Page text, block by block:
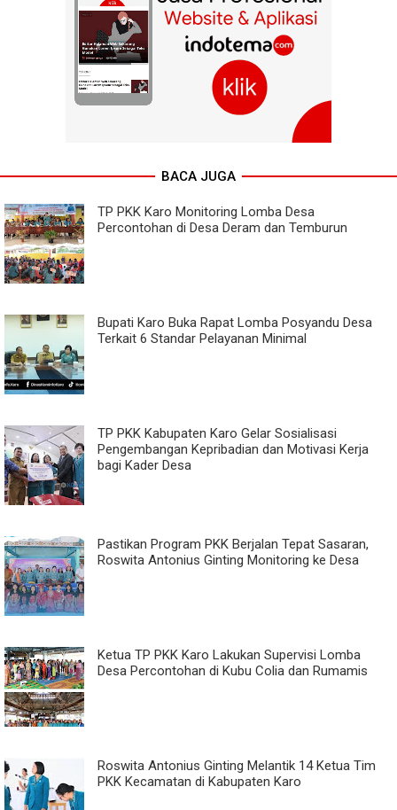
BACA JUGA
TP PKK Karo Monitoring Lomba Desa
Percontohan di Desa Deram dan Temburun
Bupati Karo Buka Rapat Lomba Posyandu Desa
Terkait 6 Standar Pelayanan Minimal
TP PKK Kabupaten Karo Gelar Sosialisasi
Pengembangan Kepribadian dan Motivasi Kerja
bagi Kader Desa
Pastikan Program PKK Berjalan Tepat Sasaran,
Roswita Antonius Ginting Monitoring ke Desa
Ketua TP PKK Karo Lakukan Supervisi Lomba
Desa Percontohan di Kubu Colia dan Rumamis
Roswita Antonius Ginting Melantik 14 Ketua Tim
PKK Kecamatan di Kabupaten Karo